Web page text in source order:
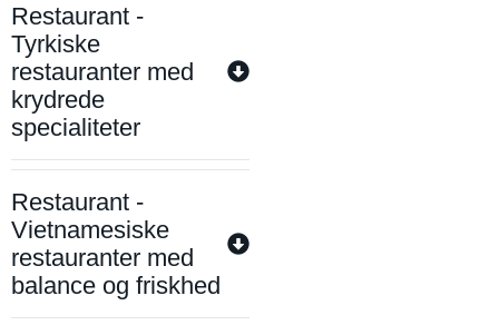
Restaurant -
Tyrkiske
restauranter med
krydrede
specialiteter
Restaurant -
Vietnamesiske
restauranter med
balance og friskhed